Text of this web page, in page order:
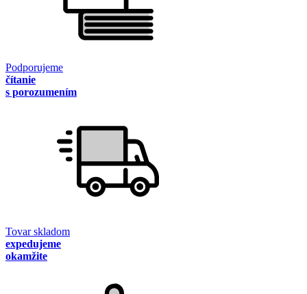
Podporujeme
čítanie
s porozumením
Tovar skladom
expedujeme
okamžite